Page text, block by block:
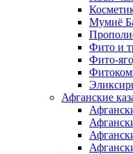
Мумиё
Фито и
Фито-
Афганские